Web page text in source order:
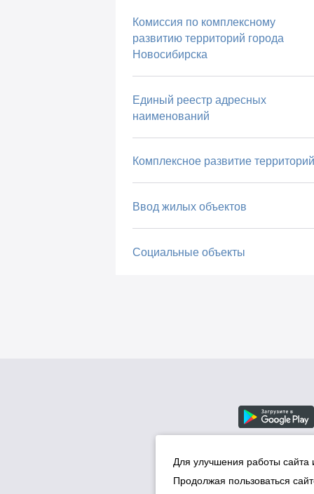
Комиссия по комплексному
развитию территорий города
Новосибирска
Единый реестр адресных
наименований
Комплексное развитие территорий
Ввод жилых объектов
Социальные объекты
Для улучшения работы
Продолжая пользоваться